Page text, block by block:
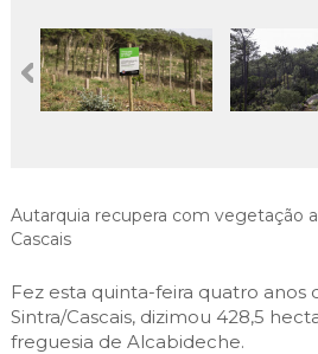
MOBILIDADE
INVESTIR EM CASCAIS
MAPA DO PORTAL
Autarquia recupera com vegetação
Cascais
Fez esta quinta-feira quatro
Sintra/Cascais, dizimou 428,5
freguesia de Alcabideche.